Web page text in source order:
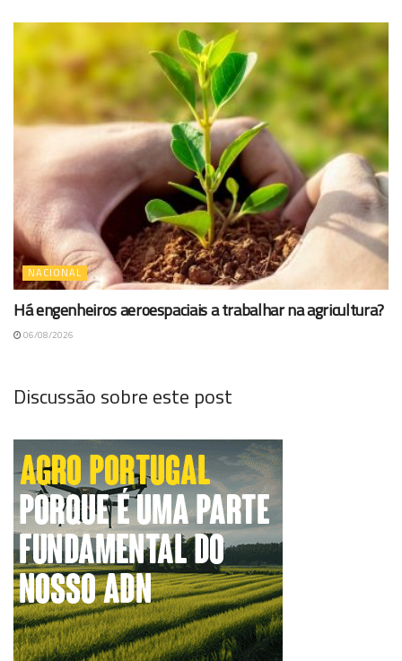
NACIONAL
Há engenheiros aeroespaciais a trabalhar na agricultura?
06/08/2026
Discussão sobre este post